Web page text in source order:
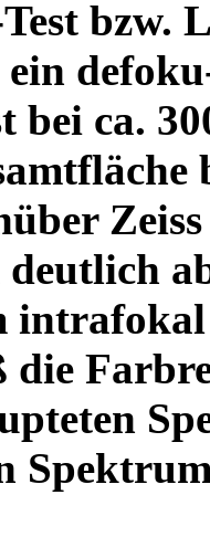
bzw.
bei ca.
Zeiss
die